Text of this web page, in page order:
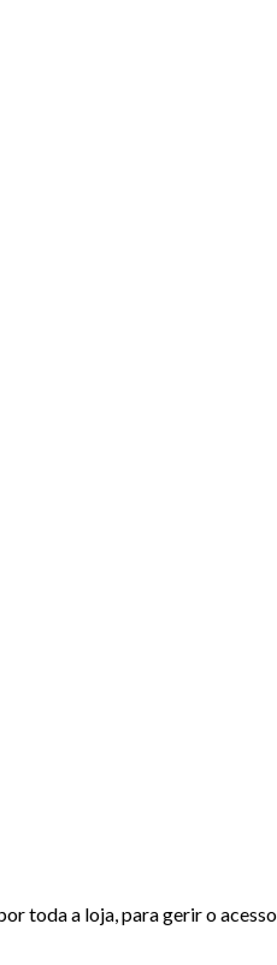
toda a loja, para gerir o